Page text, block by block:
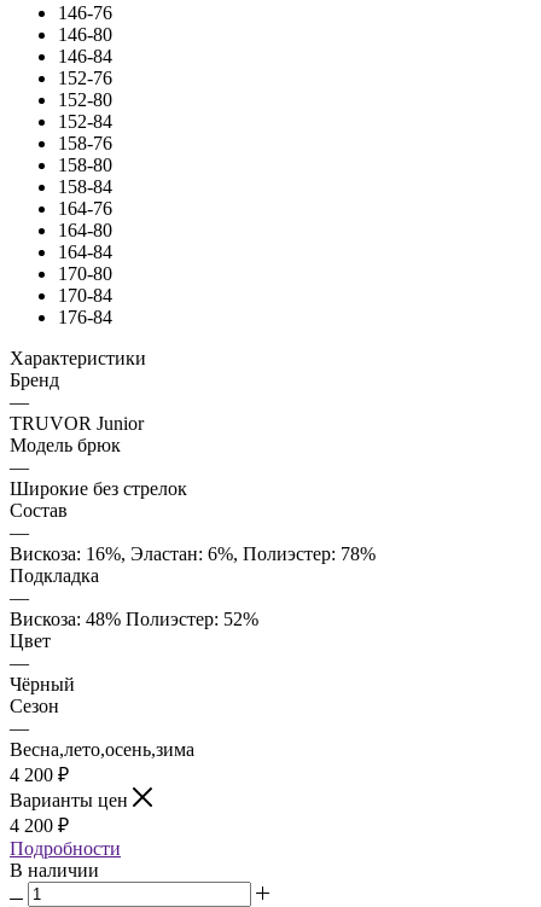
146-76
146-80
146-84
152-76
152-80
152-84
158-76
158-80
158-84
164-76
164-80
164-84
170-80
170-84
176-84
Характеристики
Бренд
—
TRUVOR Junior
Модель брюк
—
Широкие без стрелок
Состав
—
Вискоза: 16%, Эластан: 6%, Полиэстер: 78%
Подкладка
—
Вискоза: 48% Полиэстер: 52%
Цвет
—
Чёрный
Сезон
—
Весна,лето,осень,зима
4 200 ₽
Варианты цен
4 200 ₽
Подробности
В наличии